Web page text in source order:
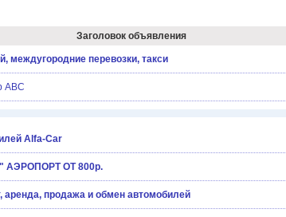
Заголовок объявления
междугородние перевозки, такси
АВС
Alfa-Car
АЭРОПОРТ ОТ 800р.
аренда, продажа и обмен автомобилей